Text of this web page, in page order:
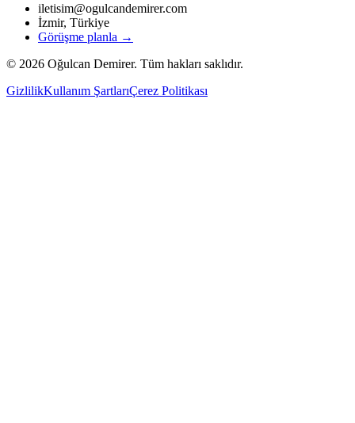
iletisim@ogulcandemirer.com
İzmir, Türkiye
Görüşme planla →
© 2026 Oğulcan Demirer. Tüm hakları saklıdır.
GizlilikKullanım ŞartlarıÇerez Politikası